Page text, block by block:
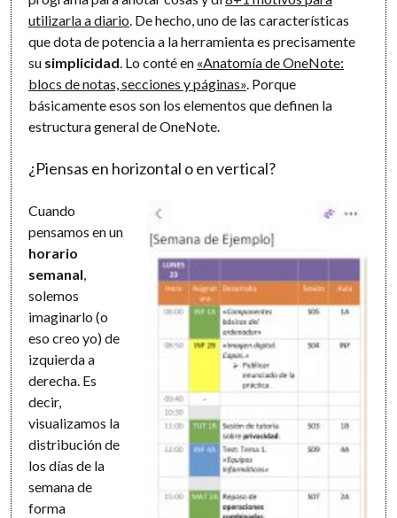
utilizarla a diario. De hecho, uno de las características
que dota de potencia a la herramienta es precisamente
su simplicidad. Lo conté en «Anatomía de OneNote:
blocs de notas, secciones y páginas». Porque
básicamente esos son los elementos que definen la
estructura general de OneNote.
¿Piensas en horizontal o en vertical?
Cuando
pensamos en un
horario
semanal,
solemos
imaginarlo (o
eso creo yo) de
izquierda a
derecha. Es
decir,
visualizamos la
distribución de
los días de la
semana de
forma